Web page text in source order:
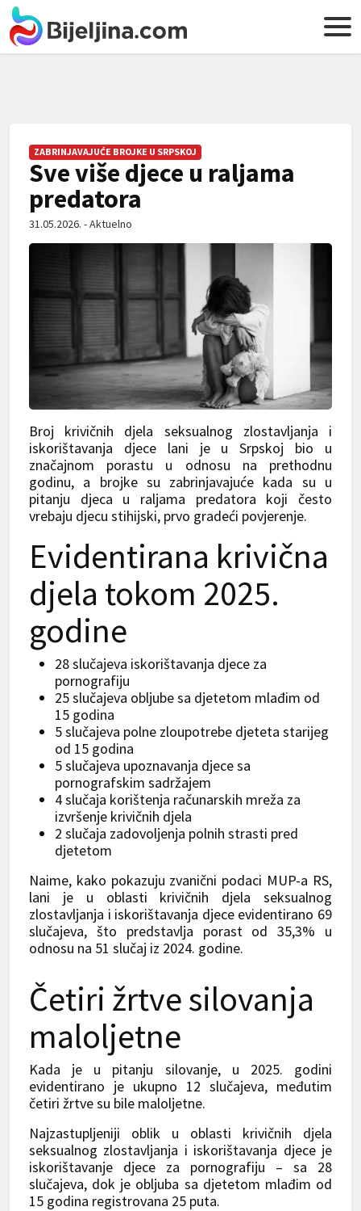
ZABRINJAVAJUĆE BROJKE U SRPSKOJ
Sve više djece u raljama
predatora
31.05.2026. - Aktuelno
Broj krivičnih djela seksualnog zlostavljanja i
iskorištavanja djece lani je u Srpskoj bio u
značajnom porastu u odnosu na prethodnu
godinu, a brojke su zabrinjavajuće kada su u
pitanju djeca u raljama predatora koji često
vrebaju djecu stihijski, prvo gradeći povjerenje.
Evidentirana krivična
djela tokom 2025.
godine
28 slučajeva iskorištavanja djece za
pornografiju
25 slučajeva obljube sa djetetom mlađim od
15 godina
5 slučajeva polne zloupotrebe djeteta starijeg
od 15 godina
5 slučajeva upoznavanja djece sa
pornografskim sadržajem
4 slučaja korištenja računarskih mreža za
izvršenje krivičnih djela
2 slučaja zadovoljenja polnih strasti pred
djetetom
Naime, kako pokazuju zvanični podaci MUP-a RS,
lani je u oblasti krivičnih djela seksualnog
zlostavljanja i iskorištavanja djece evidentirano 69
slučajeva, što predstavlja porast od 35,3% u
odnosu na 51 slučaj iz 2024. godine.
Četiri žrtve silovanja
maloljetne
Kada je u pitanju silovanje, u 2025. godini
evidentirano je ukupno 12 slučajeva, međutim
četiri žrtve su bile maloljetne.
Najzastupljeniji oblik u oblasti krivičnih djela
seksualnog zlostavljanja i iskorištavanja djece je
iskorištavanje djece za pornografiju – sa 28
slučajeva, dok je obljuba sa djetetom mlađim od
15 godina registrovana 25 puta.